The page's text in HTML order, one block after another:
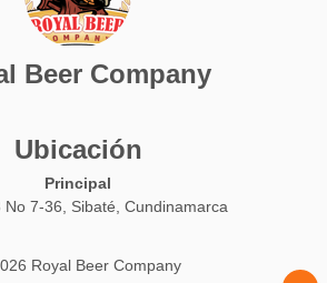
Beer Company
Ubicación
Principal
No 7-36, Sibaté, Cundinamarca
Royal Beer Company